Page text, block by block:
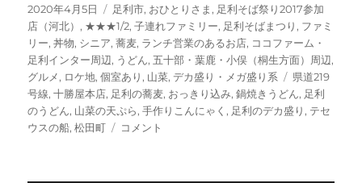
投
稿
日:
2020年4月5日
カ
テ
ゴ
リ
ー
足利市, おひとりさま, 足利そば祭り2017参加
店（河北）, ★★★1/2,子連れファミリー, 足利そばまつり, ファミ
リー,丼物, シニア,蕎麦, ランチ営業のあるお店, ココファーム・
足利インター周辺, うどん,五十部・葉鹿・小俣（桐生方面）周辺,
グルメ, ロケ地,個室あり, 山菜,デカ盛り・メガ盛り系
タ
グ
県道219
号線,十勝屋本店, 足利の蕎麦, おっきり込み,鍋焼きうどん, 足利
のうどん, 山菜の天ぷら,手作りこんにゃく, 足利のデカ盛り, テセ
ウスの船,松田町
【足
コメント